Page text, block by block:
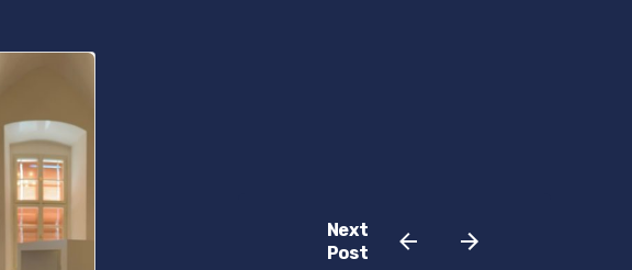
Next
Post